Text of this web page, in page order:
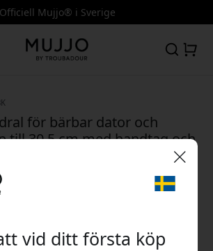
Officiell Mujjo® i Sverige
för bärbar dator och
till 30,5 cm med handtag och
- Svart
vid ditt första köp
🎉 Din rabattkod: